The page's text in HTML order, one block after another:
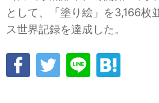
として、「塗り絵」を3,166枚
ス世界記録を達成した。